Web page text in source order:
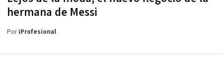
hermana de Messi
PoriProfesional